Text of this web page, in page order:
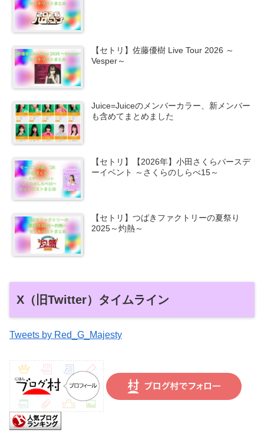
【セトリ】佐藤優樹 Live Tour 2026 ～
Vesper～
Juice=Juiceのメンバーカラー、新メンバー
も含めてまとめました
【セトリ】【2026年】小田さくらバースデ
ーイベント ～さくらのしらべ15～
【セトリ】つばきファクトリーの夏祭り
2025～灼熱～
X（旧Twitter）タイムライン
Tweets by Red_G_Majesty